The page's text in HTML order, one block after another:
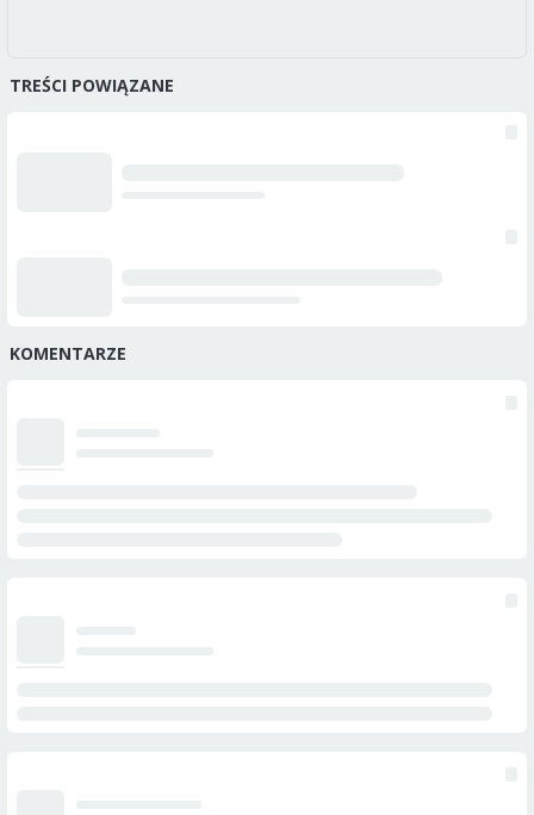
TREŚCI POWIĄZANE
KOMENTARZE